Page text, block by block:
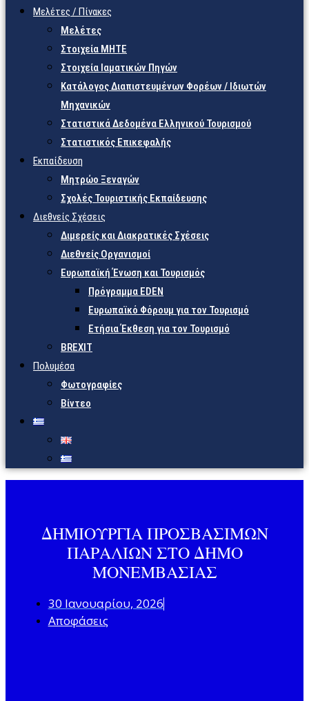
Μελέτες / Πίνακες
Μελέτες
Στοιχεία ΜΗΤΕ
Στοιχεία Ιαματικών Πηγών
Κατάλογος Διαπιστευμένων Φορέων / Ιδιωτών
Μηχανικών
Στατιστικά Δεδομένα Ελληνικού Τουρισμού
Στατιστικός Επικεφαλής
Εκπαίδευση
Μητρώο Ξεναγών
Σχολές Τουριστικής Εκπαίδευσης
Διεθνείς Σχέσεις
Διμερείς και Διακρατικές Σχέσεις
Διεθνείς Οργανισμοί
Ευρωπαϊκή Ένωση και Τουρισμός
Πρόγραμμα EDEN
Ευρωπαϊκό Φόρουμ για τον Τουρισμό
Ετήσια Έκθεση για τον Τουρισμό
BREXIT
Πολυμέσα
Φωτογραφίες
Βίντεο
ΔΗΜΙΟΥΡΓΙΑ ΠΡΟΣΒΑΣΙΜΩΝ
ΠΑΡΑΛΙΩΝ ΣΤΟ ΔΗΜΟ
ΜΟΝΕΜΒΑΣΙΑΣ
30 Ιανουαρίου, 2026
Αποφάσεις